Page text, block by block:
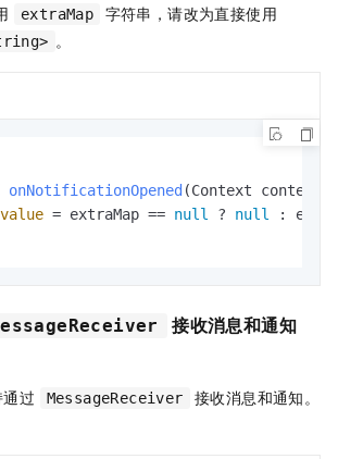
extraMap 字符串，请改为直接使用
。
onNotificationOpened(Context
value = extraMap == null ? null
:
接收消息和通知
过 MessageReceiver
接收消息和通知。